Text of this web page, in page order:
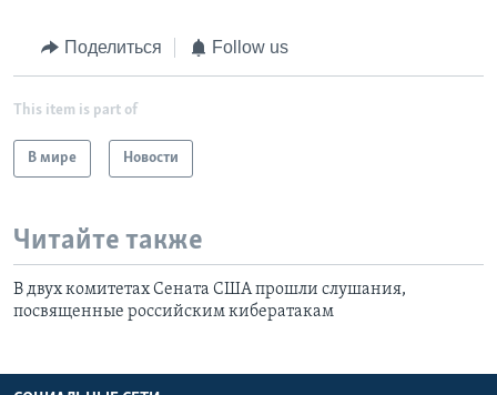
Поделиться Follow us
This item is part of
В мире Новости
Читайте также
В двух комитетах Сената США прошли слушания,
посвященные российским кибератакам